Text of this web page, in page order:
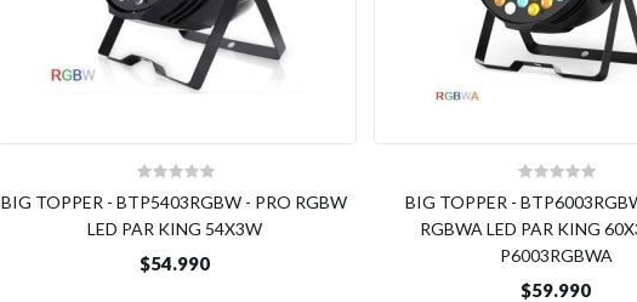
BIG TOPPER - BTP5403RGBW - PRO RGBW
LED PAR KING 54X3W
$54.990
BIG TOPPER -
RGBWA LED PAR KING
P6003RGBWA
$59.990